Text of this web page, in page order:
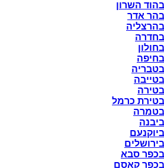
השרון
בהר אדר
בחדרה
בטירת כרמל
בטמרה
בכפר סבא
בכפר קאסם